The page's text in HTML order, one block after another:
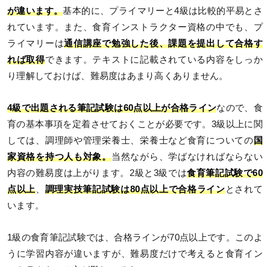
が違います。基本的に、プライマリーと4級は比較的平易とさ
れています。また、食育インストラクター資格の中でも、プ
ライマリーは通信講座で勉強した後、課題を提出して合格す
れば取得できます。テキストに記載されている内容をしっか
り理解しておけば、難易度はあまり高くありません。
4級で出題される筆記試験は60点以上が合格ラインなので、食
育の基本事項を定着させておくことが必要です。3級以上に関
しては、調理師や管理栄養士、栄養士など食育についての国
家資格を持つ人も対象。当然ながら、学ばなければならない
内容の難易度は上がります。2級と3級では食育筆記試験で60
点以上
調理実技筆記試験は80点以上で合格ラインとされて
います。
1級の食育筆記試験では、合格ラインが70点以上です。このよ
うに学習内容が違いますが、難易度だけで考えると食育イン